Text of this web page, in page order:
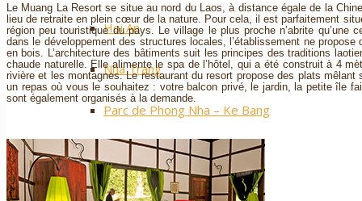
Hoi An
Nha Trang
Parc de Phong Nha – Ke Bang
Les hauts plateaux
Nos plus ++
Le Muang La Resort se situe au nord du Laos, à distance égale de la
lieu de retraite en plein cœur de la nature. Pour cela, il est parfaitement
région peu touristique du pays. Le village le plus proche n’abrite qu’une
dans le développement des structures locales, l’établissement ne
en bois. L’architecture des bâtiments suit les principes des traditions
chaude naturelle. Elle alimente le spa de l’hôtel, qui a été construit à 4
rivière et les montagnes. Le restaurant du resort propose des plats
un repas où vous le souhaitez : votre balcon privé, le jardin, la petite île
sont également organisés à la demande.